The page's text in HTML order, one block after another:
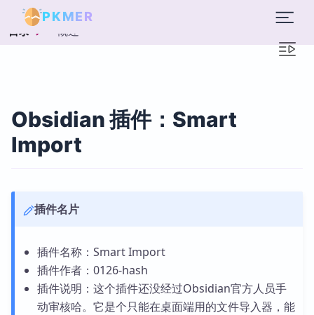
PKMER
目录 概述
Obsidian 插件：Smart
Import
插件名片
插件名称：Smart Import
插件作者：0126-hash
插件说明：这个插件还没经过Obsidian官方人员手
动审核哈。它是个只能在桌面端用的文件导入器，能